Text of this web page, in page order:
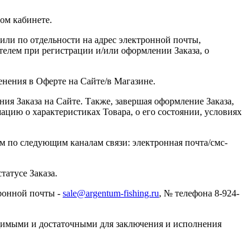
кабинете.
по отдельности на адрес электронной почты,
при регистрации и/или оформлении Заказа, о
в Оферте на Сайте/в Магазине.
Заказа на Сайте. Также, завершая оформление Заказа,
о характеристиках Товара, о его состоянии, условиях
по следующим каналам связи: электронная почта/смс-
Заказа.
почты - sale@argentum-fishing.ru, № телефона 8-924-
и достаточными для заключения и исполнения